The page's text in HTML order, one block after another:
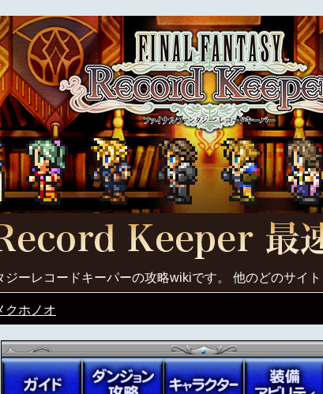
ジーレコードキーパーの攻略wikiです。 他のどのサイ
クホノオ